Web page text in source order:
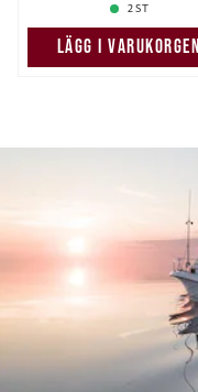
2 ST
LÄGG I VARUKORGEN